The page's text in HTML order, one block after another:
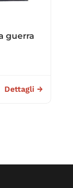
guerra
Dettagli →